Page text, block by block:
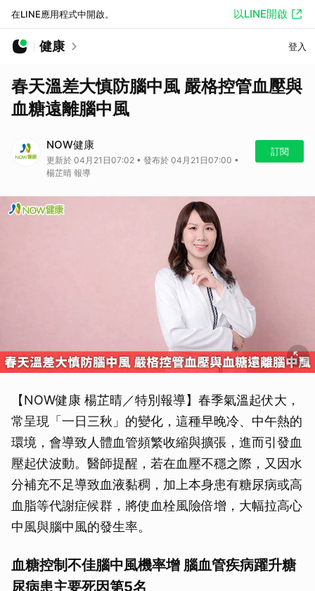
在LINE應用程式中開啟。 以LINE開啟
健康 登入
春天溫差大慎防腦中風 嚴格控管血壓與
血糖遠離腦中風
NOW健康
更新於 04月21日07:02 • 發布於 04月21日07:00 •
楊芷晴 報導
訂閱
【NOW健康 楊芷晴／特別報導】春季氣溫起伏大，
常呈現「一日三秋」的變化，這種早晚冷、中午熱的
環境，會導致人體血管頻繁收縮與擴張，進而引發血
壓起伏波動。醫師提醒，若在血壓不穩之際，又因水
分補充不足導致血液黏稠，加上本身患有糖尿病或高
血脂等代謝症候群，將使血栓風險倍增，大幅拉高心
中風與腦中風的發生率。
血糖控制不佳腦中風機率增 腦血管疾病躍升糖
尿病患主要死因第5名